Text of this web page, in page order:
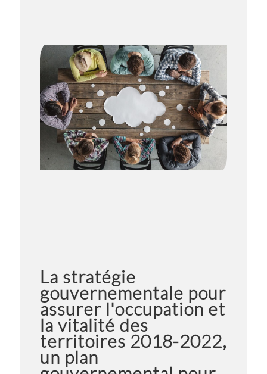
La stratégie
gouvernementale pour
assurer l'occupation et
la vitalité des
territoires 2018-2022,
un plan